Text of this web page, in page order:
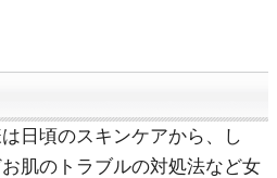
日頃のスキンケアから、し
肌のトラブルの対処法など女